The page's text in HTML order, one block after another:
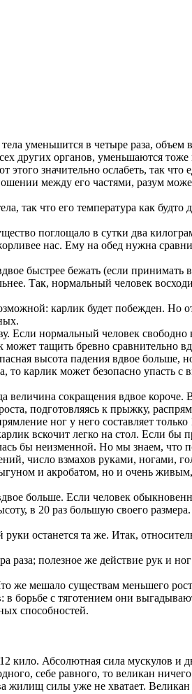
уменьшится в четыре раза, объем
других органов, уменьшаются тоже
значительно ослабеть, так что
между его частями, разум
так что его температура как будто
поглощало в сутки два
нас. Ему на обед нужна
быстрее бежать (если принимать
Так, нормальный человек
карлик будет побежден. Но
Если нормальный человек свободно
может тащить бревно сравнительно
высота падения вдвое больше,
то карлик может безопасно упасть с
величина сокращения вдвое короче.
подготовляясь к прыжку,
ног у него составляет
вскочит легко на стол. Если бы
бы неизменной. Но мы знаем, что
число взмахов руками, ногами,
и акробатом, но и очень
больше. Если человек
в 20 раз большую своего
останется та же. Итак,
раза; полезное же действие рук и
же мешало существам меньшего
борьбе с тяготением они
способностей.
кило. Абсолютная сила мускулов и
себе равного, то великан
жилищ силы уже не хватает. Великан